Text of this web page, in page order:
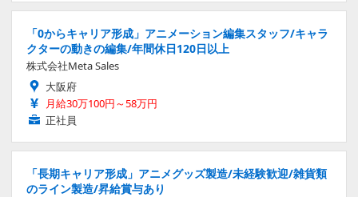
「0からキャリア形成」アニメーション編集スタッフ/キャラ
クターの動きの編集/年間休日120日以上
株式会社Meta Sales
大阪府
月給30万100円～58万円
正社員
「長期キャリア形成」アニメグッズ製造/未経験歓迎/雑貨類
のライン製造/昇給賞与あり